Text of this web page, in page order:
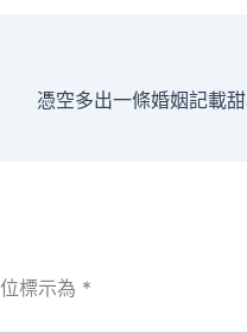
標示為 *